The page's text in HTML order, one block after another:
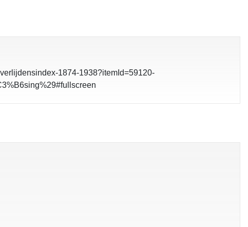
1874-1938?itemId=59120-